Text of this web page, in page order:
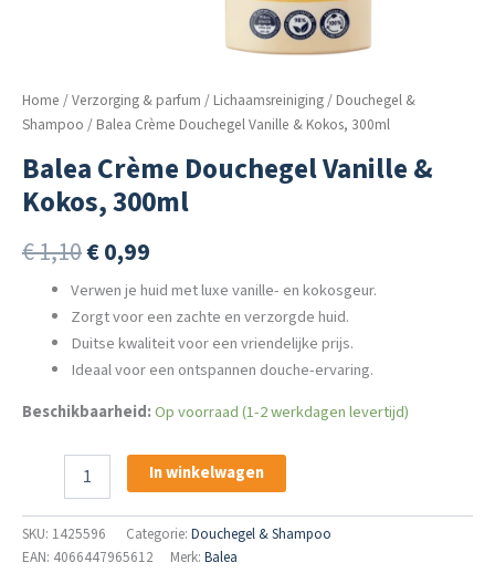
Home /Verzorging & parfum / Lichaamsreiniging/ Douchegel &
Shampoo / Balea Crème Douchegel Vanille & Kokos, 300ml
Balea Crème Douchegel Vanille &
Kokos, 300ml
€1,10Oorspronkelijke
prijs
was:
€ 1,10.
€0,99
prijs
is:
€ 0,99.
Verwen je huid met luxe vanille- en kokosgeur.
Zorgt voor een zachte en verzorgde huid.
Duitse kwaliteit voor een vriendelijke prijs.
Ideaal voor een ontspannen douche-ervaring.
Beschikbaarheid:Op voorraad (1-2 werkdagen levertijd)
Vanille
&
In winkelwagen
SKU: 1425596 Categorie: Douchegel & Shampoo
EAN: 4066447965612
Merk: Balea